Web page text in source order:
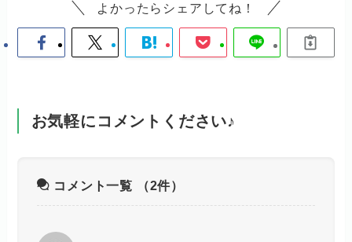
よかったらシェアしてね！
お気軽にコメントください♪
コメント一覧 （2件）